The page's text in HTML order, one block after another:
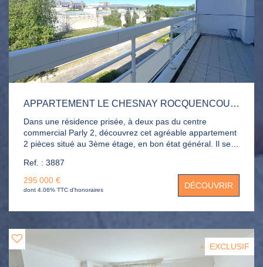
APPARTEMENT LE CHESNAY ROCQUENCOURT 2 PIÈCE(S) 50.35 M2
Dans une résidence prisée, à deux pas du centre
commercial Parly 2, découvrez cet agréable appartement
2 pièces situé au 3ème étage, en bon état général. Il se
un balcon bénéficiant d'une vue dégagée, d'une cuisine
indépendante, d'une chambre , d'une salle de bains ainsi
que de WC séparés. Une cave vient compléter ce bien.
Ref. : 3887
295 000 €
dont 4.06% TTC d'honoraires DÉCOUVRIR
EXCLUSIF